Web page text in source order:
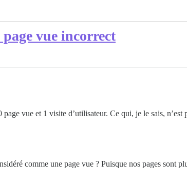
vue incorrect
vue et 1 visite d’utilisateur. Ce qui, je le sais,
comme une page vue ? Puisque nos pages sont